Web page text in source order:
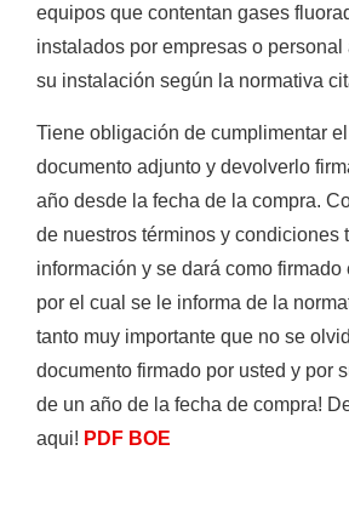
Empieza a escribir para ver
equipos que contentan gases
instalados por empresas o personal
su instalación según la normativa
Tiene obligación de cumplimentar
documento adjunto y devolverlo
año desde la fecha de la compra.
de nuestros términos y condiciones
información y se dará como
por el cual se le informa de la
tanto muy importante que no se
documento firmado por usted y por
de un año de la fecha de compra!
aqui! PDF BOE